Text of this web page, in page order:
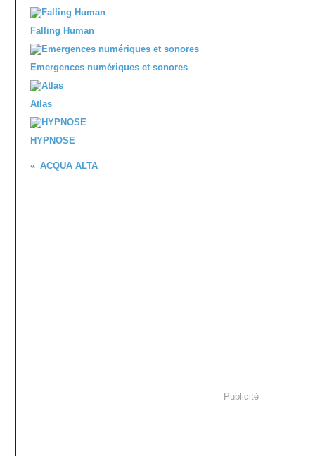
Falling Human
Emergences numériques et sonores
Atlas
HYPNOSE
ACQUA ALTA
Publicité